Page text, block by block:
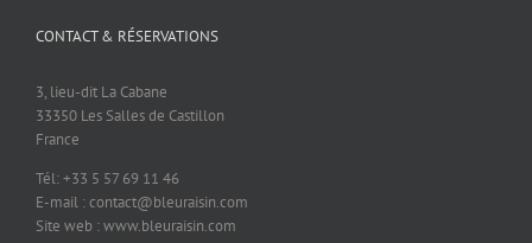
CONTACT & RÉSERVATIONS
3, lieu-dit La Cabane
33350 Les Salles de Castillon
France
Tél: +33 5 57 69 11 46
E-mail : contact@bleuraisin.com
Site web : www.bleuraisin.com